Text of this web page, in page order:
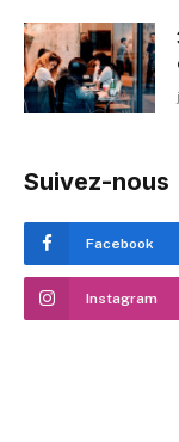
Suivez-nous
Facebook
Instagram